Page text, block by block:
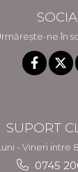
ne în
SUPORT
- Vineri intre
0745